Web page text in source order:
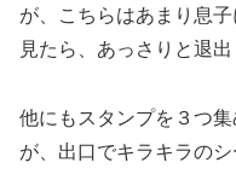
が、こちらはあまり息
見たら、あっさりと退出
他にもスタンプを３つ
が、出口でキラキラの